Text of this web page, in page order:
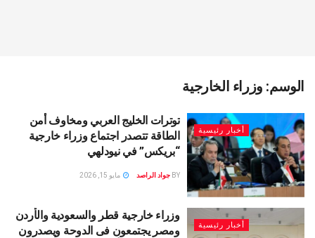
الوسم: وزراء الخارجية
أخبار رئيسية
توترات الخليج العربي ومخاوف أمن
الطاقة تتصدر اجتماع وزراء خارجية
“بريكس” في نيودلهي
BY جواد الراصد مايو 15, 2026
أخبار رئيسية
وزراء خارجية قطر والسعودية والأردن
ومصر يجتمعون فى الدوحة ويصدرون